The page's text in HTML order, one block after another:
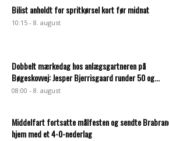
Bilist anholdt for spritkørsel kort før midnat
10:15 - 8. august
Dobbelt mærkedag hos anlægsgartneren på
Bøgeskovvej: Jesper Bjerrisgaard runder 50 og...
08:00 - 8. august
Middelfart fortsatte målfesten og sendte
hjem med et 4-0-nederlag